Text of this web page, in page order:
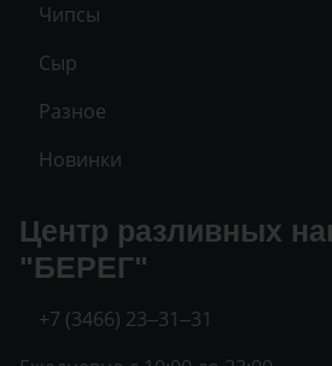
Чипсы
Сыр
Разное
Новинки
Центр разливных
"БЕРЕГ"
+7 (3466) 23‒31‒31